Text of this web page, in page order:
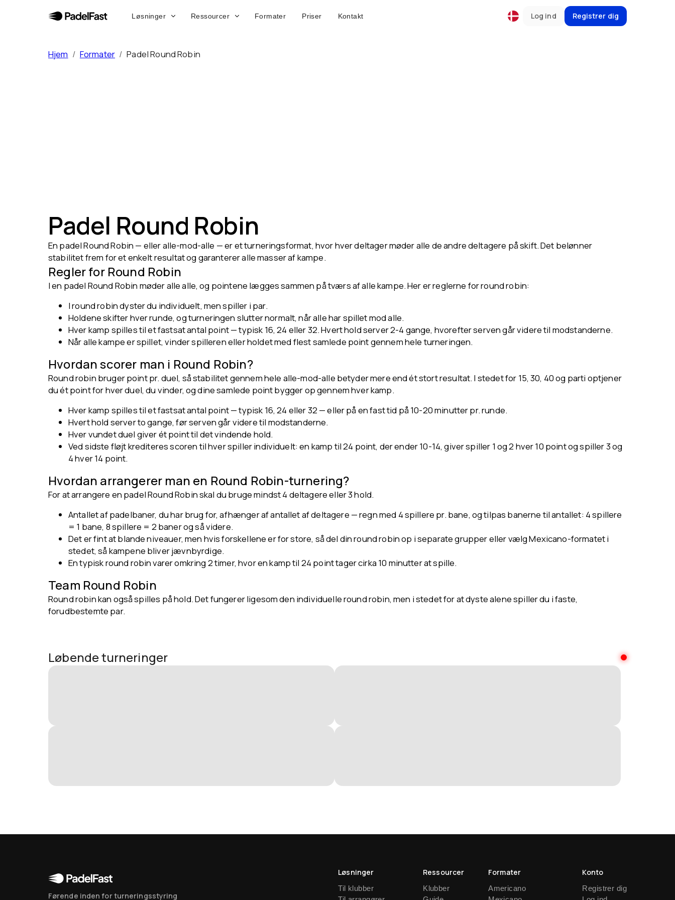
Løsninger Ressourcer Formater Priser Kontakt Log ind Registrer dig
Hjem / Formater / Padel Round Robin
Padel Round Robin
En padel Round Robin — eller alle-mod-alle — er et turneringsformat, hvor hver deltager møder alle de andre deltagere på skift. Det belønner
stabilitet frem for et enkelt resultat og garanterer alle masser af kampe.
Regler for Round Robin
I en padel Round Robin møder alle alle, og pointene lægges sammen på tværs af alle kampe. Her er reglerne for round robin:
I round robin dyster du individuelt, men spiller i par.
Holdene skifter hver runde, og turneringen slutter normalt, når alle har spillet mod alle.
Hver kamp spilles til et fastsat antal point — typisk 16, 24 eller 32. Hvert hold server 2-4 gange, hvorefter serven går videre til modstanderne.
Når alle kampe er spillet, vinder spilleren eller holdet med flest samlede point gennem hele turneringen.
Hvordan scorer man i Round Robin?
Round robin bruger point pr. duel, så stabilitet gennem hele alle-mod-alle betyder mere end ét stort resultat. I stedet for 15, 30, 40 og parti optjener
du ét point for hver duel, du vinder, og dine samlede point bygger op gennem hver kamp.
Hver kamp spilles til et fastsat antal point — typisk 16, 24 eller 32 — eller på en fast tid på 10-20 minutter pr. runde.
Hvert hold server to gange, før serven går videre til modstanderne.
Hver vundet duel giver ét point til det vindende hold.
Ved sidste fløjt krediteres scoren til hver spiller individuelt: en kamp til 24 point, der ender 10-14, giver spiller 1 og 2 hver 10 point og spiller 3 og
4 hver 14 point.
Hvordan arrangerer man en Round Robin-turnering?
For at arrangere en padel Round Robin skal du bruge mindst 4 deltagere eller 3 hold.
Antallet af padelbaner, du har brug for, afhænger af antallet af deltagere — regn med 4 spillere pr. bane, og tilpas banerne til antallet: 4 spillere
= 1 bane, 8 spillere = 2 baner og så videre.
Det er fint at blande niveauer, men hvis forskellene er for store, så del din round robin op i separate grupper eller vælg Mexicano-formatet i
stedet, så kampene bliver jævnbyrdige.
En typisk round robin varer omkring 2 timer, hvor en kamp til 24 point tager cirka 10 minutter at spille.
Team Round Robin
Round robin kan også spilles på hold. Det fungerer ligesom den individuelle round robin, men i stedet for at dyste alene spiller du i faste,
forudbestemte par.
Løbende turneringer
Førende inden for turneringsstyring
Løsninger
Til klubber
Ressourcer
Klubber
Formater
Americano
Konto
Registrer dig